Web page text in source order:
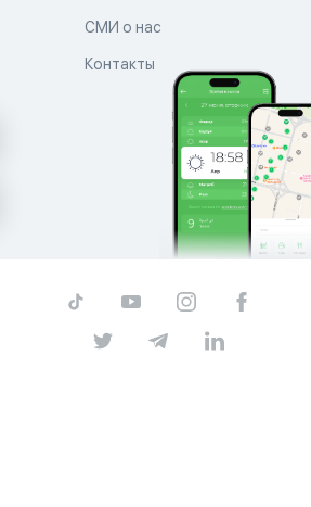
СМИ о нас
Контакты